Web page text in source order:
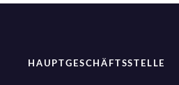
HAUPTGESCHÄFTSSTELLE